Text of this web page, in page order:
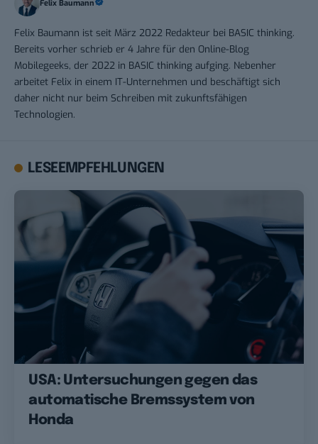
Felix Baumann
Felix Baumann ist seit März 2022 Redakteur bei BASIC thinking.
Bereits vorher schrieb er 4 Jahre für den Online-Blog
Mobilegeeks, der 2022 in BASIC thinking aufging. Nebenher
arbeitet Felix in einem IT-Unternehmen und beschäftigt sich
daher nicht nur beim Schreiben mit zukunftsfähigen
Technologien.
LESEEMPFEHLUNGEN
USA: Untersuchungen gegen das
automatische Bremssystem von
Honda